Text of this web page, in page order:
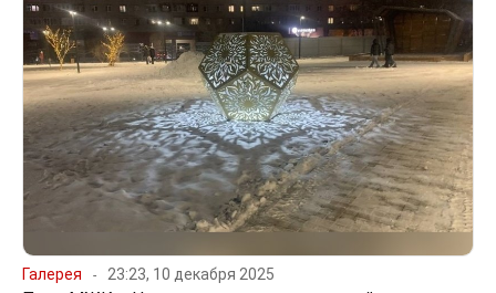
Галерея 23:23, 10 декабря 2025